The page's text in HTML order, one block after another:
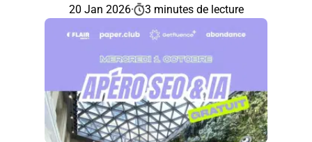
20 Jan 2026· 3 minutes de lecture